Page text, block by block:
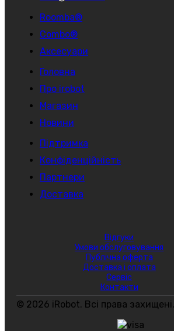
Roomba®
Combo®
Аксесуари
Головна
Про irobot
Магазин
Новини
Підтримка
Конфіденційність
Партнери
Доставка
Відгуки
Умови обслуговування
Публічна оферта
Доставка і оплата
Сервіс
Контакти
© 2026 iRobot. Всі права захищені.